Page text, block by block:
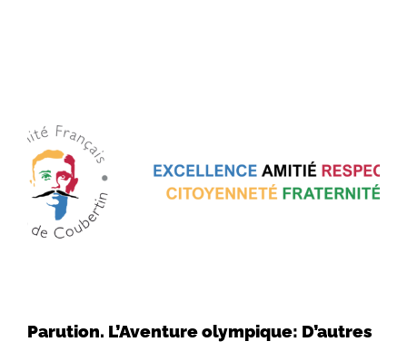
Parution. L’Aventure olympique: D’autres